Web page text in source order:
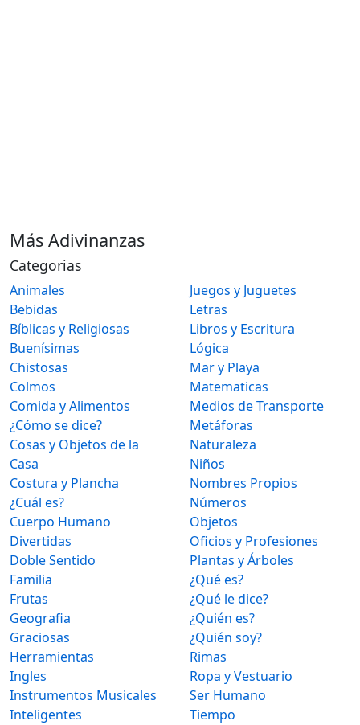
Más Adivinanzas
Categorias
Animales
Bebidas
Bíblicas y Religiosas
Buenísimas
Chistosas
Colmos
Comida y Alimentos
¿Cómo se dice?
Cosas y Objetos de la
Casa
Costura y Plancha
¿Cuál es?
Cuerpo Humano
Divertidas
Doble Sentido
Familia
Frutas
Geografia
Graciosas
Herramientas
Ingles
Instrumentos Musicales
Inteligentes
Juegos y Juguetes
Letras
Libros y Escritura
Lógica
Mar y Playa
Matematicas
Medios de Transporte
Metáforas
Naturaleza
Niños
Nombres Propios
Números
Objetos
Oficios y Profesiones
Plantas y Árboles
¿Qué es?
¿Qué le dice?
¿Quién es?
¿Quién soy?
Rimas
Ropa y Vestuario
Ser Humano
Tiempo